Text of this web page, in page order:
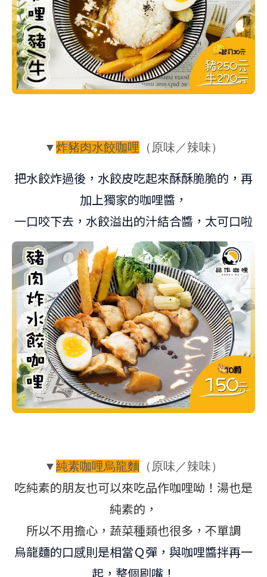
▼炸豬肉水餃咖哩 （ 原味／辣味）
把水餃炸過後，水餃皮吃起來酥酥脆脆的，再
加上獨家的咖哩醬，
一口咬下去，水餃溢出的汁結合醬，太可口啦
▼純素咖哩烏龍麵 （ 原味／辣味）
吃純素的朋友也可以來吃品作咖哩呦！湯也是
純素的，
所以不用擔心，蔬菜種類也很多，不單調
烏龍麵的口感則是相當Ｑ彈，與咖哩醬拌再一
起，整個刷嘴！